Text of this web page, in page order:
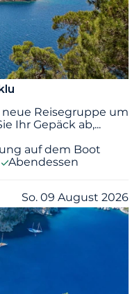
Reisegruppe um
Ihr Gepäck ab,...
auf dem Boot
Abendessen
So. 09 August 2026